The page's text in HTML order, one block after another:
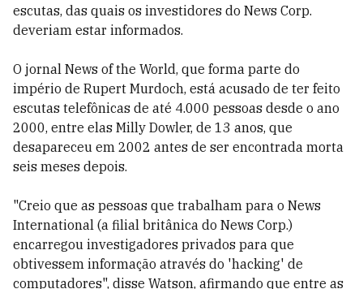
escutas, das quais os investidores do News Corp.
deveriam estar informados.
O jornal News of the World, que forma parte do
império de Rupert Murdoch, está acusado de ter feito
escutas telefônicas de até 4.000 pessoas desde o ano
2000, entre elas Milly Dowler, de 13 anos, que
desapareceu em 2002 antes de ser encontrada morta
seis meses depois.
"Creio que as pessoas que trabalham para o News
International (a filial britânica do News Corp.)
encarregou investigadores privados para que
obtivessem informação através do 'hacking' de
computadores", disse Watson, afirmando que entre as